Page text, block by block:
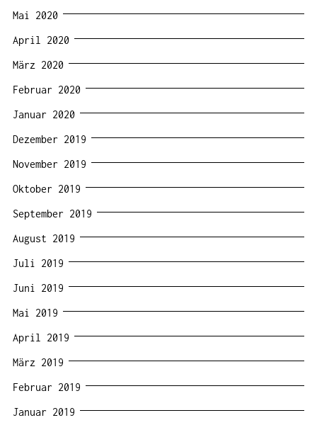
Mai 2020
April 2020
März 2020
Februar 2020
Januar 2020
Dezember 2019
November 2019
Oktober 2019
September 2019
August 2019
Juli 2019
Juni 2019
Mai 2019
April 2019
März 2019
Februar 2019
Januar 2019